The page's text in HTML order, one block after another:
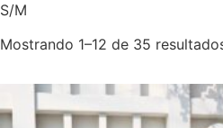
S/M
Mostrando 1–12 de 35